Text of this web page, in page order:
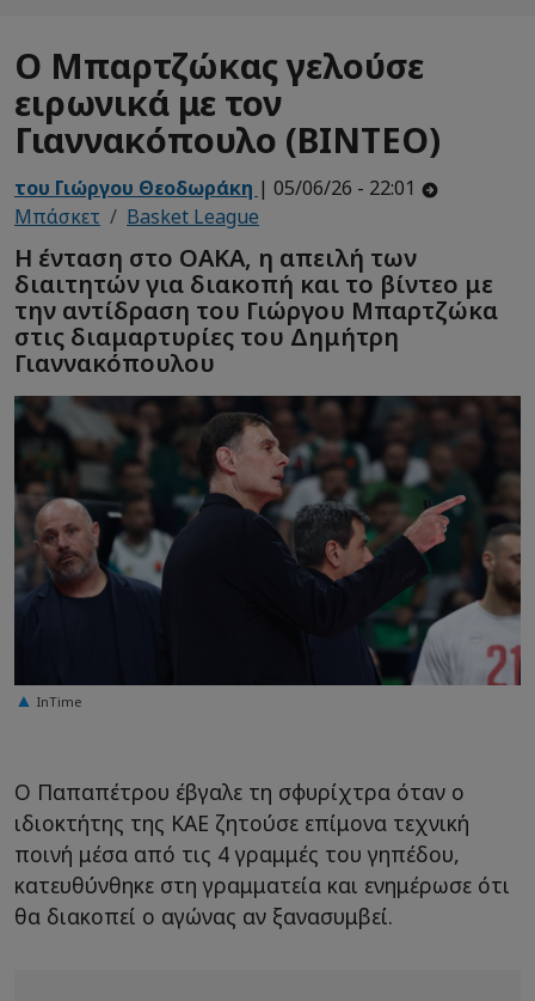
Ο Μπαρτζώκας γελούσε
ειρωνικά με τον
Γιαννακόπουλο (ΒΙΝΤΕΟ)
του Γιώργου Θεοδωράκη | 05/06/26 - 22:01
Μπάσκετ
Basket League
Η ένταση στο ΟΑΚΑ, η απειλή των
διαιτητών για διακοπή και το βίντεο με
την αντίδραση του Γιώργου Μπαρτζώκα
στις διαμαρτυρίες του Δημήτρη
Γιαννακόπουλου
InTime
Ο Παπαπέτρου έβγαλε τη σφυρίχτρα όταν ο
ιδιοκτήτης της ΚΑΕ ζητούσε επίμονα τεχνική
ποινή μέσα από τις 4 γραμμές του γηπέδου,
κατευθύνθηκε στη γραμματεία και ενημέρωσε ότι
θα διακοπεί ο αγώνας αν ξανασυμβεί.